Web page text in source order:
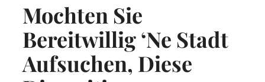
Mochten Sie
Bereitwillig ‘ne Stadt
Aufsuchen, Diese